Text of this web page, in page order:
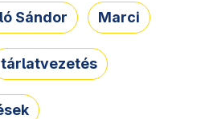
Sándor Marci
tárlatvezetés